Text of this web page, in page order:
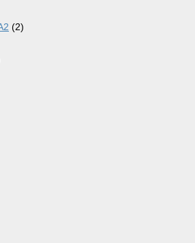
(2)